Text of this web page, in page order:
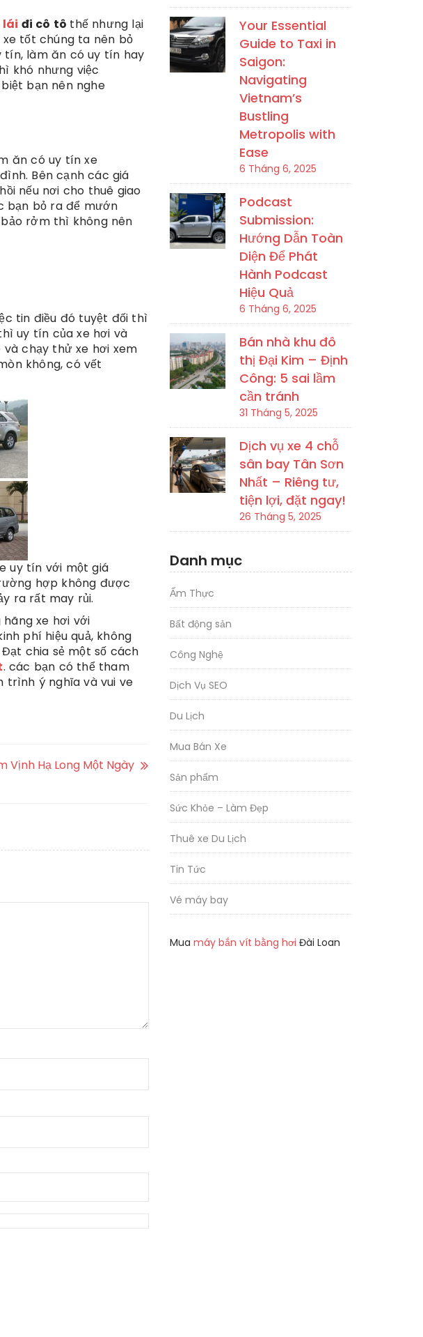
lái đi cô tô thế nhưng lại
tốt chúng ta nên bỏ
tín, làm ăn có uy tín hay
khó nhưng việc
bạn nên nghe
ăn có uy tín xe
Bên cạnh các giá
nếu nơi cho thuê giao
bạn bỏ ra để mướn
rởm thì không nên
tin điều đó tuyệt đối thì
uy tín của xe hơi và
chạy thử xe hơi xem
không, có vết
uy tín với một giá
hợp không được
ra rất may rủi.
xe hơi với
phí hiệu quả, không
chia sẻ một số cách
. các bạn có thể tham
trình ý nghĩa và vui ve
Vịnh Hạ Long Một Ngày
Your Essential
Guide to Taxi in
Saigon:
Navigating
Vietnam’s
Bustling
Metropolis with
Ease
6 Tháng 6, 2025
Podcast
Submission:
Hướng Dẫn Toàn
Diện Để Phát
Hành Podcast
Hiệu Quả
6 Tháng 6, 2025
Bán nhà khu đô
thị Đại Kim – Định
Công: 5 sai lầm
cần tránh
31 Tháng 5, 2025
Dịch vụ xe 4 chỗ
sân bay Tân Sơn
Nhất – Riêng tư,
tiện lợi, đặt ngay!
26 Tháng 5, 2025
Danh mục
Ẩm Thực
Bất động sản
Công Nghệ
Dịch Vụ SEO
Du Lịch
Mua Bán Xe
Sản phẩm
Sức Khỏe – Làm Đẹp
Thuê xe Du Lịch
Tin Tức
Vé máy bay
Mua máy bắn vít bằng hơi Đài Loan